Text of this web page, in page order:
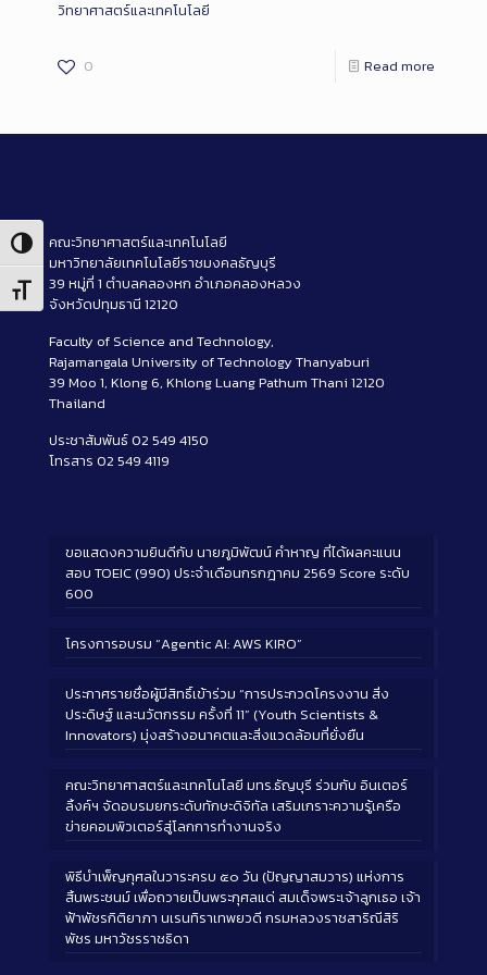
Toggle High Contrast
Toggle Font size
วิทยาศาสตร์และเทคโนโลยี
0 Read more
คณะวิทยาศาสตร์และเทคโนโลยี
มหาวิทยาลัยเทคโนโลยีราชมงคลธัญบุรี
39 หมู่ที่ 1 ตำบลคลองหก อำเภอคลองหลวง
จังหวัดปทุมธานี 12120
Faculty of Science and Technology,
Rajamangala University of Technology Thanyaburi
39 Moo 1, Klong 6, Khlong Luang Pathum Thani 12120
Thailand
ประชาสัมพันธ์ 02 549 4150
โทรสาร 02 549 4119
ขอแสดงความยินดีกับ นายภูมิพัฒน์ คำหาญ ที่ได้ผลคะแนน
สอบ TOEIC (990) ประจำเดือนกรกฎาคม 2569 Score ระดับ
600
โครงการอบรม “Agentic AI: AWS KIRO”
ประกาศรายชื่อผู้มีสิทธิ์เข้าร่วม “การประกวดโครงงาน สิ่ง
ประดิษฐ์ และนวัตกรรม ครั้งที่ 11” (Youth Scientists &
Innovators) มุ่งสร้างอนาคตและสิ่งแวดล้อมที่ยั่งยืน
คณะวิทยาศาสตร์และเทคโนโลยี มทร.ธัญบุรี ร่วมกับ อินเตอร์
ลิ้งค์ฯ จัดอบรมยกระดับทักษะดิจิทัล เสริมเกราะความรู้เครือ
ข่ายคอมพิวเตอร์สู่โลกการทำงานจริง
พิธีบำเพ็ญกุศลในวาระครบ ๕๐ วัน (ปัญญาสมวาร) แห่งการ
สิ้นพระชนม์ เพื่อถวายเป็นพระกุศลแด่ สมเด็จพระเจ้าลูกเธอ เจ้า
ฟ้าพัชรกิติยาภา นเรนทิราเทพยวดี กรมหลวงราชสาริณีสิริ
พัชร มหาวัชรราชธิดา